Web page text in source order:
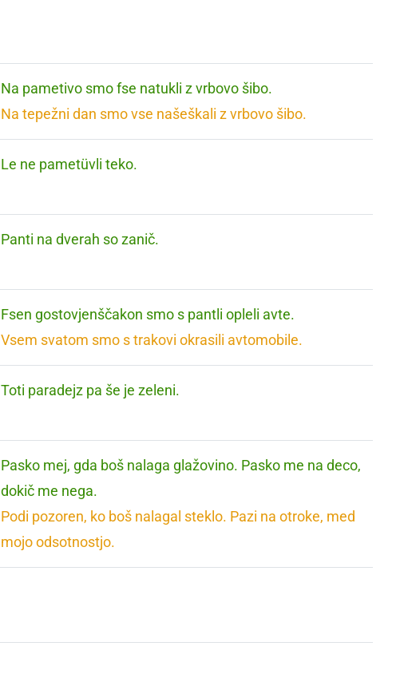
Na pametivo smo fse natukli z vrbovo šibo.
Na tepežni dan smo vse našeškali z vrbovo šibo.
Le ne pametüvli teko.
Panti na dverah so zanič.
Fsen gostovjenščakon smo s pantli opleli avte.
Vsem svatom smo s trakovi okrasili avtomobile.
Toti paradejz pa še je zeleni.
Pasko mej, gda boš nalaga glažovino. Pasko me na deco,
dokič me nega.
Podi pozoren, ko boš nalagal steklo. Pazi na otroke, med
mojo odsotnostjo.